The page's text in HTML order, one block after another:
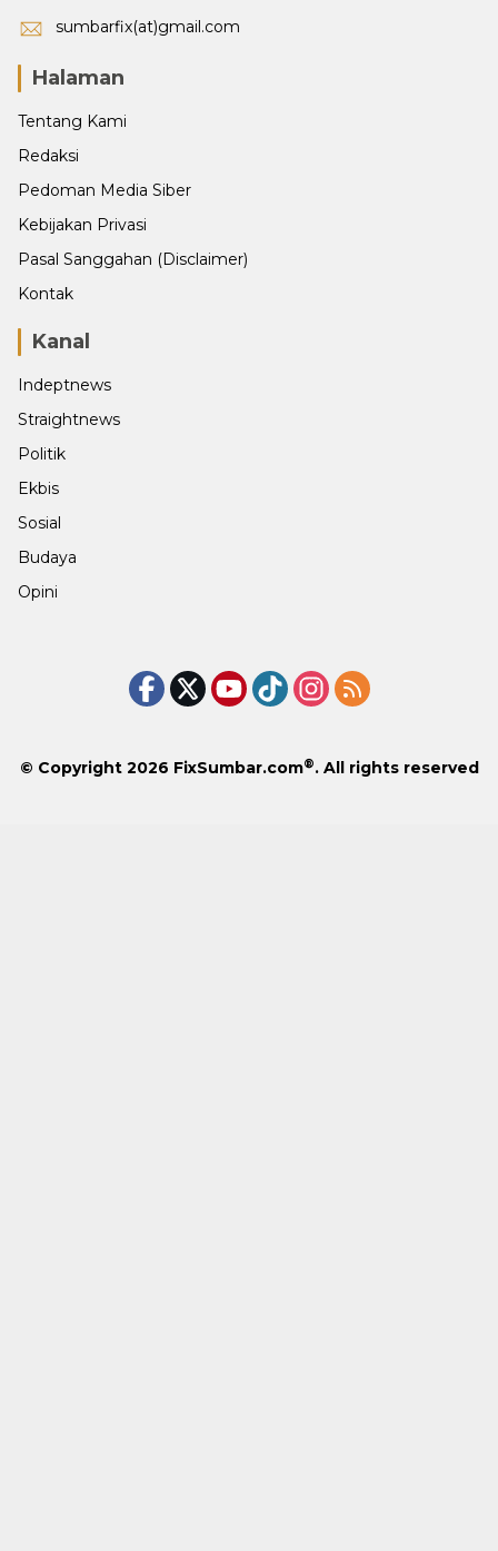
sumbarfix(at)gmail.com
Halaman
Tentang Kami
Redaksi
Pedoman Media Siber
Kebijakan Privasi
Pasal Sanggahan (Disclaimer)
Kontak
Kanal
Indeptnews
Straightnews
Politik
Ekbis
Sosial
Budaya
Opini
© Copyright 2026 FixSumbar.com®. All rights reserved